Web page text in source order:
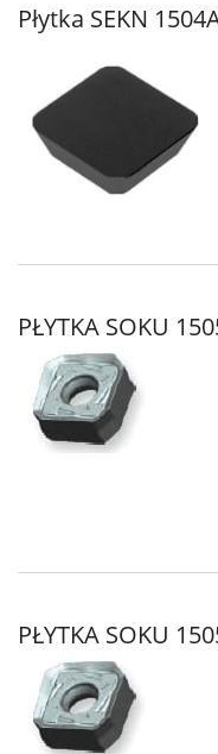
Płytka SEKN
PŁYTKA SOKU
PŁYTKA SOKU